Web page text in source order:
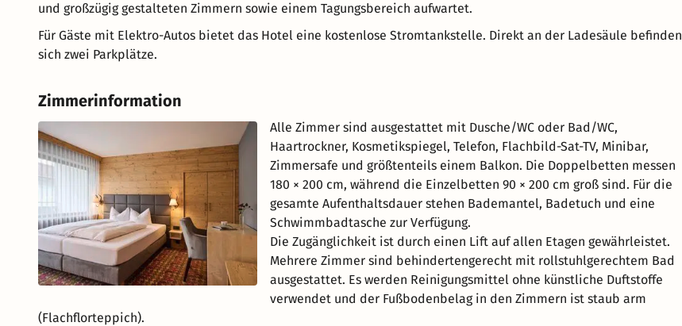
und großzügig gestalteten Zimmern sowie einem Tagungsbereich aufwartet.
Für Gäste mit Elektro-Autos bietet das Hotel eine kostenlose Stromtankstelle. Direkt an der Ladesäule befinden
sich zwei Parkplätze.
Zimmerinformation
Alle Zimmer sind ausgestattet mit Dusche/WC oder Bad/WC,
Haartrockner, Kosmetikspiegel, Telefon, Flachbild-Sat-TV, Minibar,
Zimmersafe und größtenteils einem Balkon. Die Doppelbetten messen
180 × 200 cm, während die Einzelbetten 90 × 200 cm groß sind. Für die
gesamte Aufenthaltsdauer stehen Bademantel, Badetuch und eine
Schwimmbadtasche zur Verfügung.
Die Zugänglichkeit ist durch einen Lift auf allen Etagen gewährleistet.
Mehrere Zimmer sind behindertengerecht mit rollstuhlgerechtem Bad
ausgestattet. Es werden Reinigungsmittel ohne künstliche Duftstoffe
verwendet und der Fußbodenbelag in den Zimmern ist staub arm
(Flachflorteppich).